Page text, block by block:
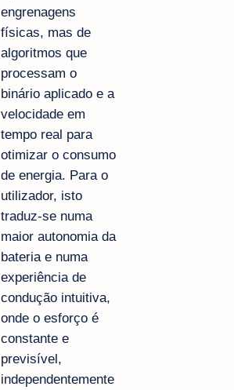
engrenagens
físicas, mas de
algoritmos que
processam o
binário aplicado e a
velocidade em
tempo real para
otimizar o consumo
de energia. Para o
utilizador, isto
traduz-se numa
maior autonomia da
bateria e numa
experiência de
condução intuitiva,
onde o esforço é
constante e
previsível,
independentemente